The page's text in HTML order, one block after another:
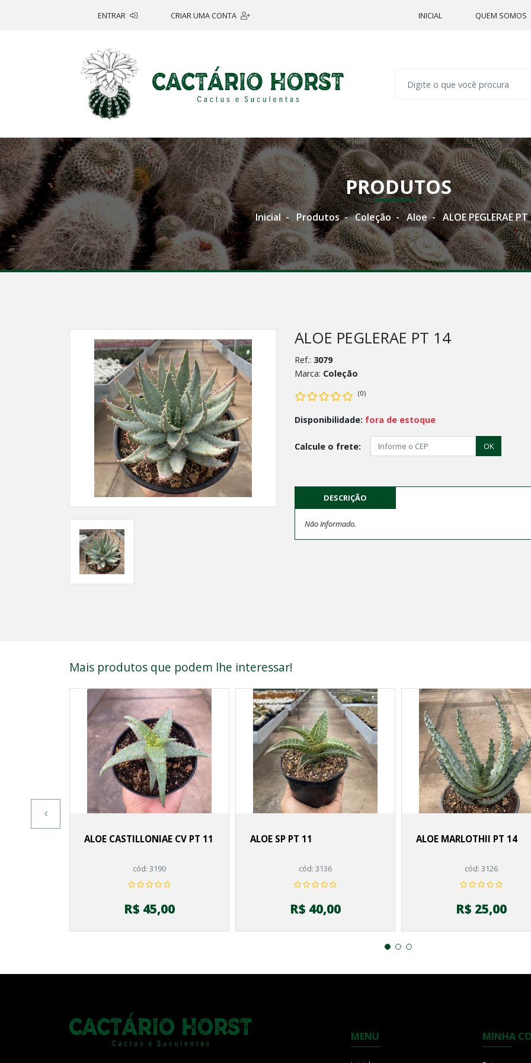
ENTRAR CRIAR UMA CONTA INICIAL QUEM SOMOS
PRODUTOS
Inicial Produtos Coleção Aloe ALOE PEGLERAE
ALOE PEGLERAE PT 14
Ref.: 3079
Marca: Coleção
(0)
Disponibilidade: fora de estoque
Calcule o frete: OK
DESCRIÇÃO
Não Informado.
Mais produtos que podem lhe interessar!
ALOE CASTILLONIAE CV PT 11
cód: 3190
R$ 45,00
ALOE SP PT 11
cód: 3136
R$ 40,00
ALOE MARLOTHII PT 14
cód: 3126
R$ 25,00
MENU MINHA